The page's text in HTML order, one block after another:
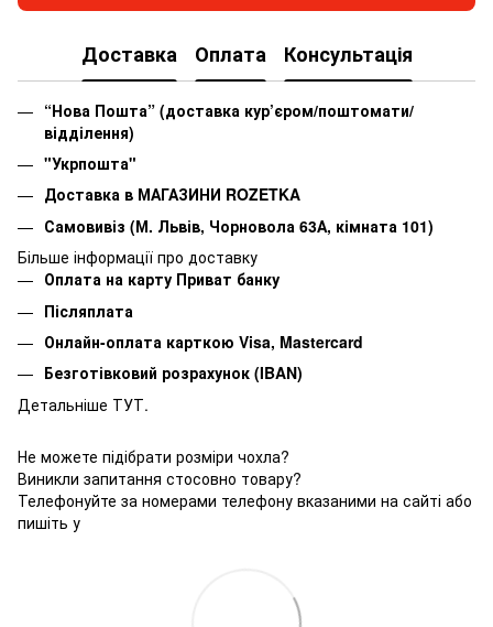
Доставка Оплата Консультація
“Нова Пошта” (доставка кур’єром/поштомати/
відділення)
"Укрпошта"
Доставка в МАГАЗИНИ ROZETKA
Самовивіз (М. Львів, Чорновола 63А, кімната 101)
Більше інформації про доставку
Оплата на карту Приват банку
Післяплата
Онлайн-оплата карткою Visa, Mastercard
Безготівковий розрахунок (IBAN)
Детальніше ТУТ.
Не можете підібрати розміри чохла?
Виникли запитання стосовно товару?
Телефонуйте за номерами телефону вказаними на сайті або
пишіть у